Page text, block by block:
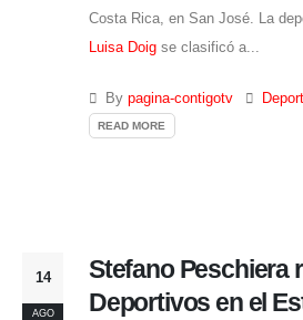
Costa Rica, en San José. La
Luisa Doig se clasificó a...
By pagina-contigotv
READ MORE
14
AGO
Stefano Peschiera
Deportivos en el